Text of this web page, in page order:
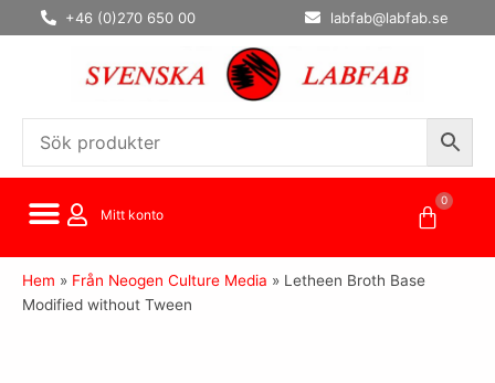
Hoppa
till
+46 (0)270 650 00 labfab@labfab.se
Mitt konto
0
Hem » Från Neogen Culture Media » Letheen Broth Base
Modified without Tween